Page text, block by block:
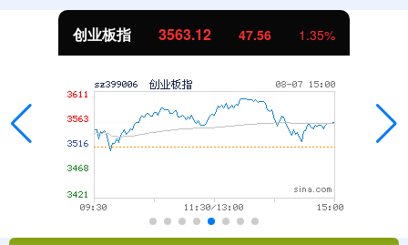
创业板指 3563.12 47.56 1.35%